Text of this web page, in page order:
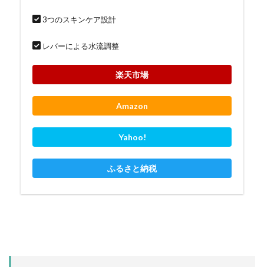
3つのスキンケア設計
レバーによる水流調整
楽天市場
Amazon
Yahoo!
ふるさと納税